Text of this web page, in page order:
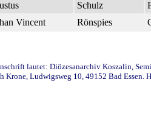
Schulz
Vincent Rönspies
lautet: Diözesanarchiv Koszalin,
Ludwigsweg 10, 49152 Bad